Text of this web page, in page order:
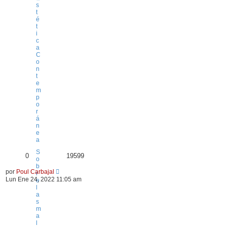
s
t
é
t
i
c
a
C
o
n
t
e
m
p
o
r
á
n
e
a
S
o
b
r
e
l
a
s
m
a
l
0 19599
por Poul Carbajal
Lun Ene 24, 2022 11:05 am